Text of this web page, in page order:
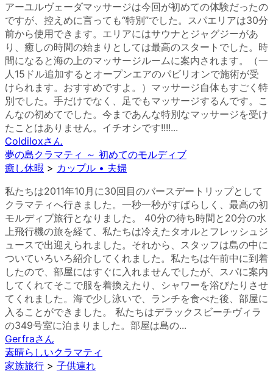
アーユルヴェーダマッサージは今回が初めての体験だったの
ですが、控えめに言っても“特別”でした。スパエリアは30分
前から使用できます。エリアにはサウナとジャグジーがあ
り、癒しの時間の始まりとしては最高のスタートでした。時
間になると海の上のマッサージルームに案内されます。（一
人15ドル追加するとオープンエアのパビリオンで施術が受
けられます。おすすめですよ。）マッサージ自体もすごく特
別でした。手だけでなく、足でもマッサージするんです。こ
んなの初めてでした。今まであんな特別なマッサージを受け
たことはありません。イチオシです!!!!...
Coldiloxさん
夢の島クラマティ ～ 初めてのモルディブ
癒し休暇 > カップル • 夫婦
私たちは2011年10月に30回目のバースデートリップとして
クラマティへ行きました。一秒一秒がすばらしく、最高の初
モルディブ旅行となりました。 40分の待ち時間と20分の水
上飛行機の旅を経て、私たちは冷えたタオルとフレッシュジ
ュースで出迎えられました。それから、スタッフは島の中に
ついていろいろ紹介してくれました。私たちは午前中に到着
したので、部屋にはすぐに入れませんでしたが、スパに案内
してくれてそこで服を着換えたり、シャワーを浴びたりさせ
てくれました。海で少し泳いで、ランチを食べた後、部屋に
入ることができました。 私たちはデラックスビーチヴィラ
の349号室に泊まりました。部屋は島の...
Gerfraさん
素晴らしいクラマティ
家族旅行 > 子供連れ